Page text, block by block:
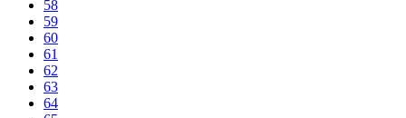
58
59
60
61
62
63
64